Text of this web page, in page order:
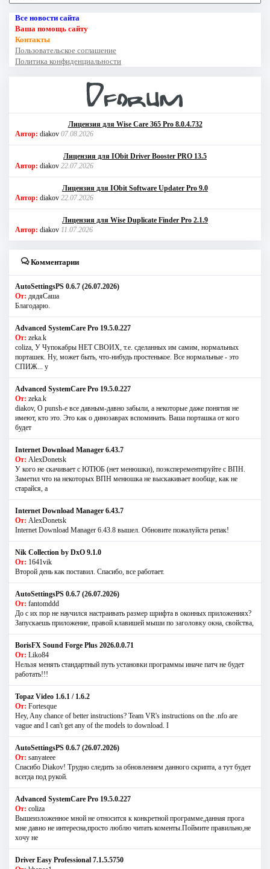
Все новости сайта
Ваша помощь сайту
Контакты
Пользовательское соглашение
Политика конфиденциальности
Лицензия для Wise Care 365 Pro 8.0.4.732
Автор: diakov 07.08.2026
Лицензия для IObit Driver Booster PRO 13.5
Автор: diakov 22.07.2026
Лицензия для IObit Software Updater Pro 9.0
Автор: diakov 22.07.2026
Лицензия для Wise Duplicate Finder Pro 2.1.9
Автор: diakov 11.07.2026
Комментарии
AutoSettingsPS 0.6.7 (26.07.2026)
От: дядяСаша
Благодарю.
Advanced SystemCare Pro 19.5.0.227
От: zeka.k
coliza, У Чупокабры НЕТ СВОИХ, т.е. сделанных им самим, нормальных
порташек. Ну, может быть, что-нибудь простенькое. Все нормальные - это
СПИЖ... у
Advanced SystemCare Pro 19.5.0.227
От: zeka.k
diakov, О punsh-е все давным-давно забыли, а некоторые даже понятия не
имеют, кто это. Это как о динозаврах вспоминать. Ваша порташка от кого
будет
Internet Download Manager 6.43.7
От: AlexDonetsk
У кого не скачивает с ЮТЮБ (нет менюшки), поэксперементируйте с ВПН.
Заметил что на некоторых ВПН менюшка не выскакивает вообще, как не
старайся, а
Internet Download Manager 6.43.7
От: AlexDonetsk
Internet Download Manager 6.43.8 вышел. Обновите пожалуйста репак!
Nik Collection by DxO 9.1.0
От: 1641vik
Второй день как поставил. Спасибо, все работает.
AutoSettingsPS 0.6.7 (26.07.2026)
От: fantomddd
До с их пор не научился настраивать размер шрифта в оконных приложениях?
Запускаешь приложение, правой клавишей мыши по заголовку окна, свойства,
BorisFX Sound Forge Plus 2026.0.0.71
От: Liko84
Нельзя менять стандартный путь установки программы иначе патч не будет
работать!!!
Topaz Video 1.6.1 / 1.6.2
От: Fortesque
Hey, Any chance of better instructions? Team VR's instructions on the .nfo are
vague and I can't get any of the models to download. I
AutoSettingsPS 0.6.7 (26.07.2026)
От: sanyateee
Спасибо Diakov! Трудно следить за обновлением данного скрипта, а тут будет
всегда под рукой.
Advanced SystemCare Pro 19.5.0.227
От: coliza
Вышеизложенное мной не относится к конкретной программе,данная прога
мне давно не интересна,просто люблю читать коменты.Поймите правильно,не
хочу не
Driver Easy Professional 7.1.5.5750